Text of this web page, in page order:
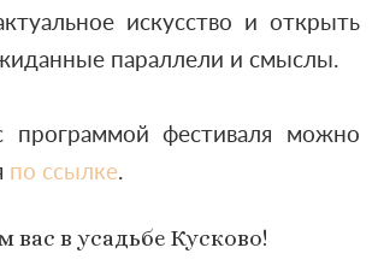
искусство и открыть
параллели и смыслы.
программой фестиваля можно
по ссылке.
вас в усадьбе Кусково!